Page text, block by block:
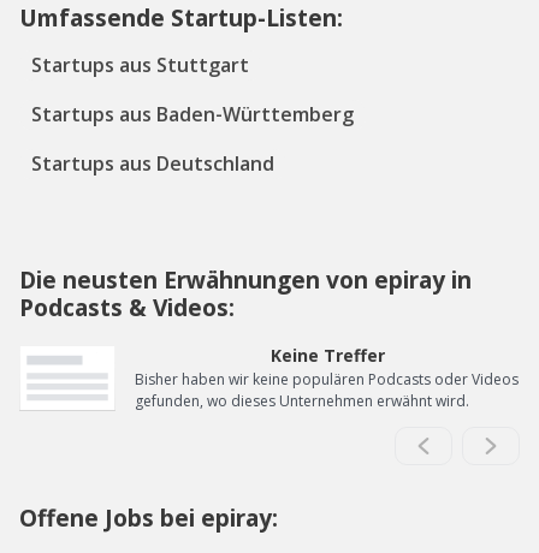
Umfassende Startup-Listen:
Startups aus Stuttgart
Startups aus Baden-Württemberg
Startups aus Deutschland
Die neusten Erwähnungen von epiray in
Podcasts & Videos:
Keine Treffer
Bisher haben wir keine populären Podcasts oder Videos
gefunden, wo dieses Unternehmen erwähnt wird.
Offene Jobs bei epiray: